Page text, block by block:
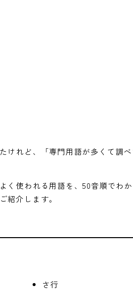
けれど、「専門用語が多くて調
く使われる用語を、50音順でわ
紹介します。
さ行